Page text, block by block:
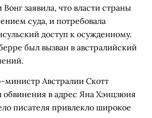
заявила, что власти страны
суда, и потребовала
доступ к осужденному.
был вызван в австралийский
Австралии Скотт
в адрес Яна Хэнцзюня
писателя привлекло широкое